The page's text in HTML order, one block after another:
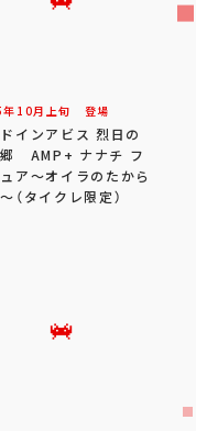
10月 上旬 登場
インアビス 烈日の
AMP+ ナナチ フ
ア～オイラのたから
（タイクレ限定）